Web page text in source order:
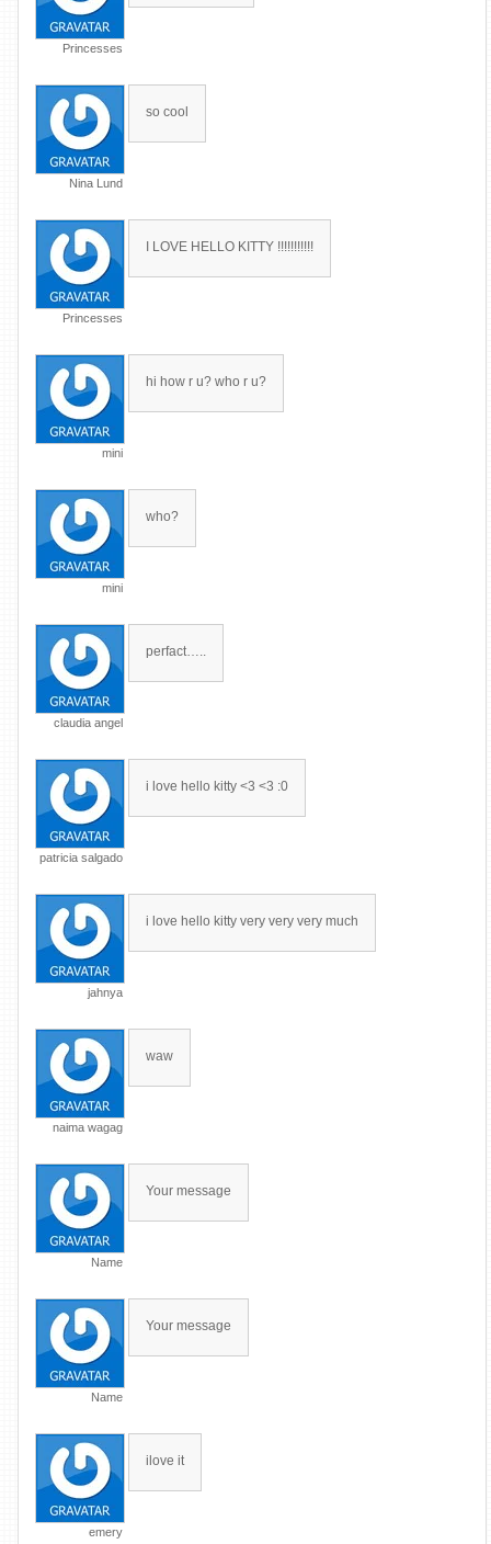
Princesses
Nina Lund
so cool
Princesses
I LOVE HELLO KITTY !!!!!!!!!!!
mini
hi how r u? who r u?
mini
who?
claudia angel
perfact…..
patricia salgado
i love hello kitty <3 <3 :0
jahnya
i love hello kitty very very very much
naima wagag
waw
Name
Your message
Name
Your message
emery
ilove it